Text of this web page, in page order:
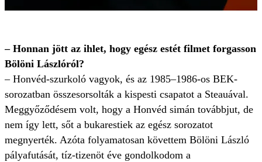
– Honnan jött az ihlet, hogy egész estét filmet forgasson
Bölöni Lászlóról?
– Honvéd-szurkoló vagyok, és az 1985–1986-os BEK-
sorozatban összesorsolták a kispesti csapatot a Steauával.
Meggyőződésem volt, hogy a Honvéd simán továbbjut, de
nem így lett, sőt a bukarestiek az egész sorozatot
megnyerték. Azóta folyamatosan követtem Bölöni László
pályafutását, tíz-tizenöt éve gondolkodom a